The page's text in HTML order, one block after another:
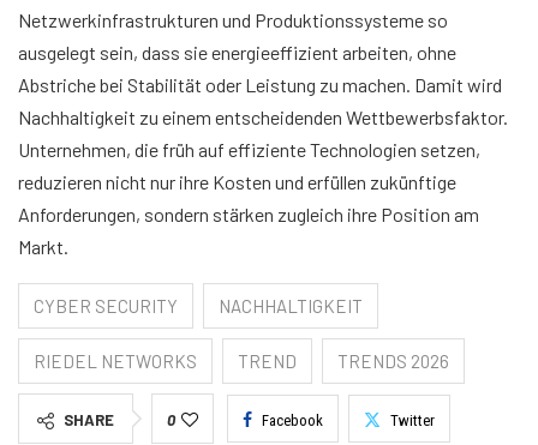
Netzwerkinfrastrukturen und Produktionssysteme so
ausgelegt sein, dass sie energieeffizient arbeiten, ohne
Abstriche bei Stabilität oder Leistung zu machen. Damit wird
Nachhaltigkeit zu einem entscheidenden Wettbewerbsfaktor.
Unternehmen, die früh auf effiziente Technologien setzen,
reduzieren nicht nur ihre Kosten und erfüllen zukünftige
Anforderungen, sondern stärken zugleich ihre Position am
Markt.
CYBER SECURITY NACHHALTIGKEIT
RIEDEL NETWORKS TREND TRENDS 2026
SHARE 0 Facebook Twitter